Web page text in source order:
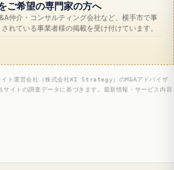
ご希望の専門家の方へ
仲介・コンサルティング会社など、横手市で事
れている事業者様の掲載を受け付けています。
ト運営会社（株式会社KI Strategy）のM&Aアドバイザ
サイトの調査データに基づきます。最新情報・サービス内容